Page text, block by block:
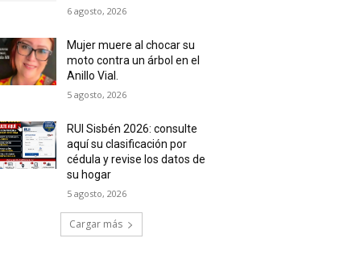
6 agosto, 2026
Mujer muere al chocar su
moto contra un árbol en el
Anillo Vial.
5 agosto, 2026
RUI Sisbén 2026: consulte
aquí su clasificación por
cédula y revise los datos de
su hogar
5 agosto, 2026
Cargar más